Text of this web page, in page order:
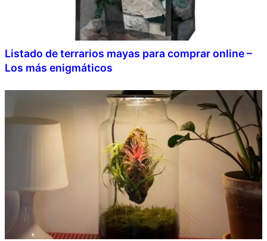
Listado de terrarios mayas para comprar online –
Los más enigmáticos